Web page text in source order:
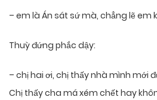
– em là Án sát sứ mà, chẳng lẽ em
Thuỳ đứng phắc dậy:
– chị hai ơi, chị thấy nhà mình mới
Chị thấy cha má xém chết hay